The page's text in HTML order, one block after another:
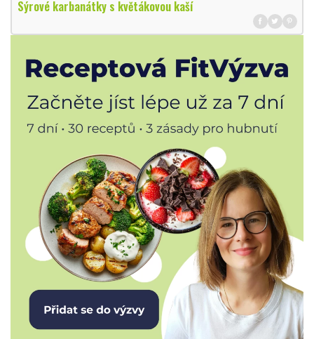
Sýrové karbanátky s květákovou kaší